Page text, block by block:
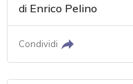
di Enrico Pelino
Condividi